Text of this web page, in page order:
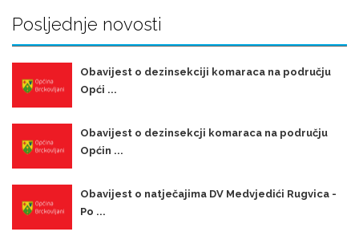
Posljednje novosti
Obavijest o dezinsekciji komaraca na području
Opći ...
Obavijest o dezinsekcji komaraca na području
Općin ...
Obavijest o natječajima DV Medvjedići Rugvica -
Po ...